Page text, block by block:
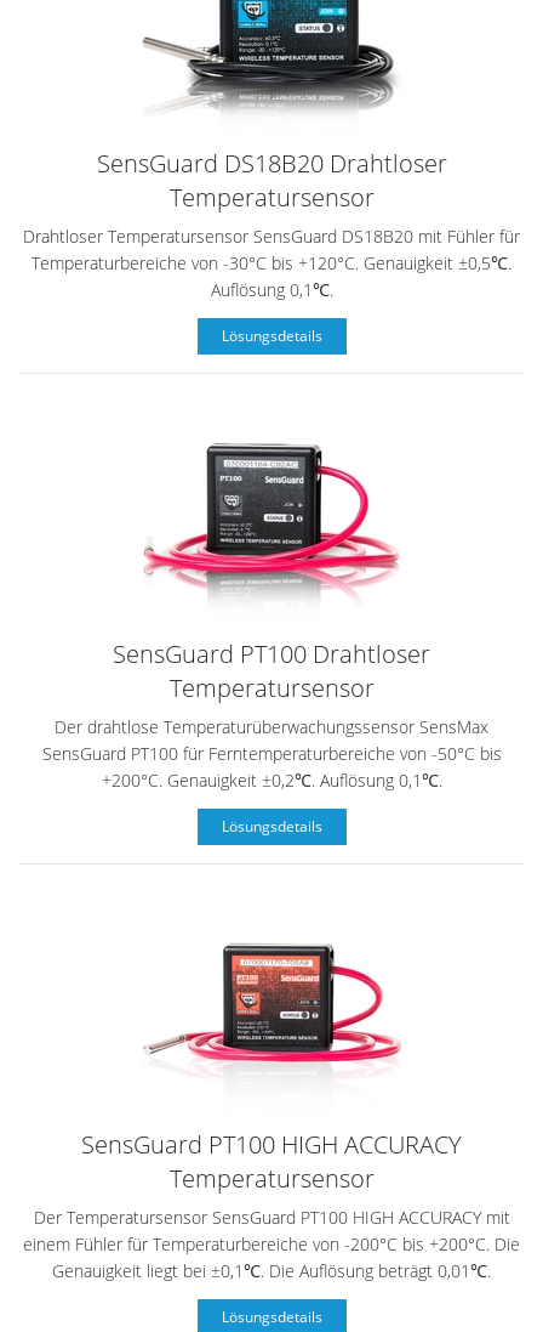
SensGuard DS18B20 Drahtloser
Temperatursensor
Drahtloser Temperatursensor SensGuard DS18B20 mit Fühler für
Temperaturbereiche von -30°C bis +120°C. Genauigkeit ±0,5℃.
Auflösung 0,1℃.
Lösungsdetails
SensGuard PT100 Drahtloser
Temperatursensor
Der drahtlose Temperaturüberwachungssensor SensMax
SensGuard PT100 für Ferntemperaturbereiche von -50°C bis
+200°C. Genauigkeit ±0,2℃. Auflösung 0,1℃.
Lösungsdetails
SensGuard PT100 HIGH ACCURACY
Temperatursensor
Der Temperatursensor SensGuard PT100 HIGH ACCURACY mit
einem Fühler für Temperaturbereiche von -200°C bis +200°C. Die
Genauigkeit liegt bei ±0,1℃. Die Auflösung beträgt 0,01℃.
Lösungsdetails